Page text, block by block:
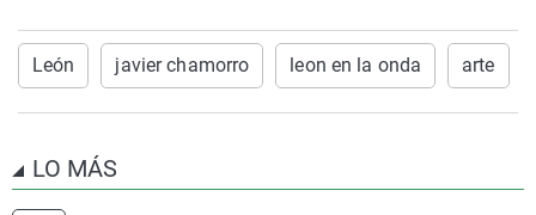
León javier chamorro leon en la onda arte
LO MÁS